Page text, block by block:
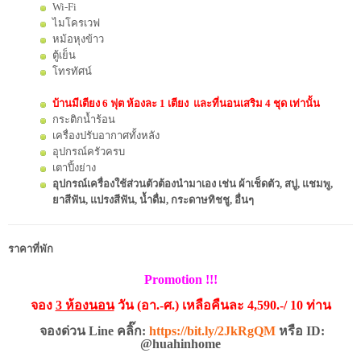
Wi-Fi
ไมโครเวฟ
หม้อหุงข้าว
ตู้เย็น
โทรทัศน์
บ้านมีเตียง 6 ฟุต ห้องละ 1 เตียง และที่นอนเสริม 4 ชุด เท่านั้น
กระติกน้ำร้อน
เครื่องปรับอากาศทั้งหลัง
อุปกรณ์ครัวครบ
เตาปิ้งย่าง
อุปกรณ์เครื่องใช้ส่วนตัวต้องนำมาเอง เช่น ผ้าเช็ดตัว, สบู่, แชมพู,
ยาสีฟัน, แปรงสีฟัน, น้ำดื่ม, กระดาษทิชชู, อื่นๆ
ราคาที่พัก
Promotion !!!
จอง 3 ห้องนอน วัน (อา.-ศ.) เหลือคืนละ 4,590.-/ 10 ท่าน
จองด่วน Line คลิ๊ก: https://bit.ly/2JkRgQM หรือ ID:
@huahinhome